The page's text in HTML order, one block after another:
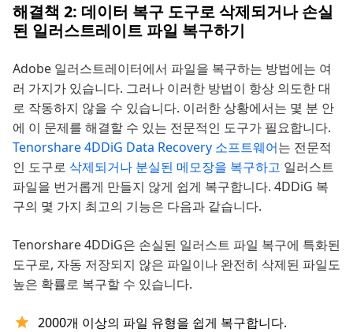
해결책 2: 데이터 복구 도구로 삭제되거나 손실
된 일러스트레이트 파일 복구하기
Adobe 일러스트레이터에서 파일을 복구하는 방법에는 여
러 가지가 있습니다. 그러나 이러한 방법이 항상 의도한 대
로 작동하지 않을 수 있습니다. 이러한 상황에서는 몇 분 안
에 이 문제를 해결할 수 있는 전문적인 도구가 필요합니다.
Tenorshare 4DDiG Data Recovery 소프트웨어는 전문적
인 도구로 삭제되거나 분실된 메모장을 복구하고 일러스트
파일을 번거롭게 만들지 않게 쉽게 복구합니다. 4DDiG 복
구의 몇 가지 최고의 기능은 다음과 같습니다.
Tenorshare 4DDiG은 손실된 일러스트 파일 복구에 특화된
도구로, 자동 저장되지 않은 파일이나 완전히 삭제된 파일도
높은 확률로 복구할 수 있습니다.
2000개 이상의 파일 유형을 쉽게 복구합니다.